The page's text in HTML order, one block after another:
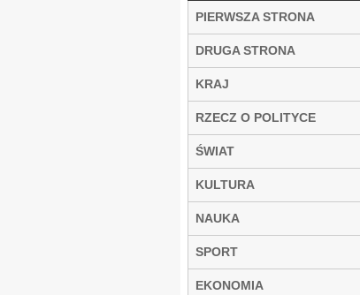
PIERWSZA STRONA
DRUGA STRONA
KRAJ
RZECZ O POLITYCE
ŚWIAT
KULTURA
NAUKA
SPORT
EKONOMIA